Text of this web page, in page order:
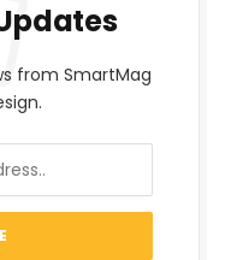
from SmartMag